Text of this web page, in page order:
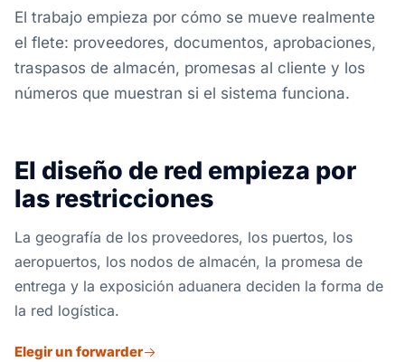
El trabajo empieza por cómo se mueve realmente
el flete: proveedores, documentos, aprobaciones,
traspasos de almacén, promesas al cliente y los
números que muestran si el sistema funciona.
El diseño de red empieza por
las restricciones
La geografía de los proveedores, los puertos, los
aeropuertos, los nodos de almacén, la promesa de
entrega y la exposición aduanera deciden la forma de
la red logística.
Elegir un forwarder